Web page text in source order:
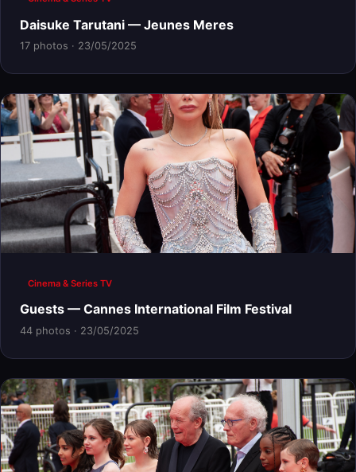
Daisuke Tarutani — Jeunes Meres
17 photos · 23/05/2025
Cinema & Series TV
Guests — Cannes International Film Festival
44 photos · 23/05/2025